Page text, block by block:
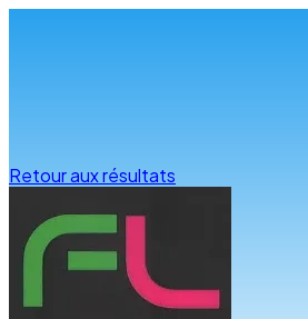
Retour aux résultats